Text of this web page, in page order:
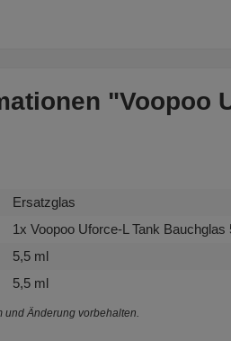
"Voopoo
Ersatzglas
1x Voopoo Uforce-L Tank Bauchglas
5,5 ml
5,5 ml
und Änderung vorbehalten.